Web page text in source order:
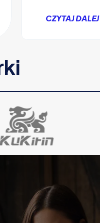
CZYTAJ DALEJ